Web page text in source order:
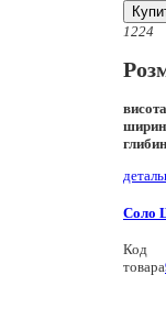
1224
Соло
Код
товара